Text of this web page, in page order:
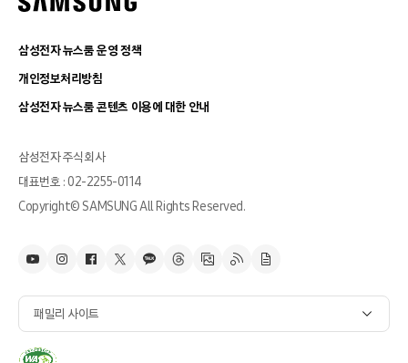
삼성전자 뉴스룸 운영 정책
개인정보처리방침
삼성전자 뉴스룸 콘텐츠 이용에 대한 안내
삼성전자 주식회사
대표번호 : 02-2255-0114
Copyright© SAMSUNG All Rights Reserved.
패밀리 사이트